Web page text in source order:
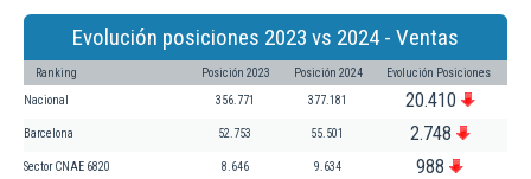
Evolución posiciones 2023 vs 2024 - Ventas
Ranking Posición 2023 Posición 2024 Evolución Posiciones
Nacional 356.771 377.181 20.410
Barcelona 52.753 55.501 2.748
Sector CNAE 6820 8.646 9.634 988